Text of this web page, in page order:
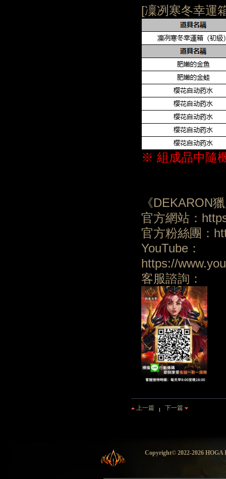
[凜冽寒冬幸運
※ 組成品中隨
《DEKARON
官方網站：
官方粉絲團：
YouTube：
https://
客服諮詢：
上一篇 下一篇
Copyright© 2022-2026